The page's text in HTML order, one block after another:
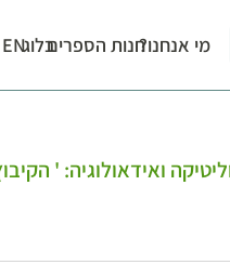
מי אנחנו?חנות הספריםבלוגEN
ואידאולוגיה: '